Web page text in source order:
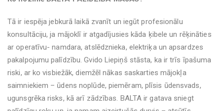
Tā ir iespēja jebkurā laikā zvanīt un iegūt profesionālu
konsultāciju, ja mājoklī ir atgadījusies kāda ķibele un rēķināties
ar operatīvu- namdara, atslēdznieka, elektriķa un apsardzes
pakalpojumu palīdzību. Gvido Liepiņš stāsta, ka ir trīs īpašuma
riski, ar ko visbiežāk, diemžēl nākas saskarties mājokļa
saimniekiem – ūdens noplūde, piemēram, plīsis ūdensvads,
ugunsgrēka risks, kā arī zādzības. BALTA ir gatava sniegt